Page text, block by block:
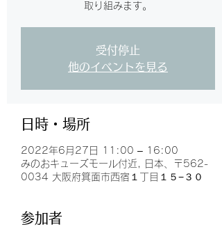
取り組みます。
受付停止
他のイベントを見る
日時・場所
2022年6月27日 11:00 – 16:00
みのおキューズモール付近, 日本、〒562-
0034 大阪府箕面市西宿１丁目１５−３０
参加者